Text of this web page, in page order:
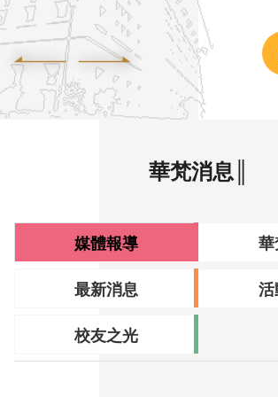
華梵消息║
媒體報導
最新消息
校友之光